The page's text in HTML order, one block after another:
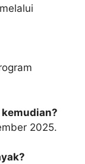
2025.